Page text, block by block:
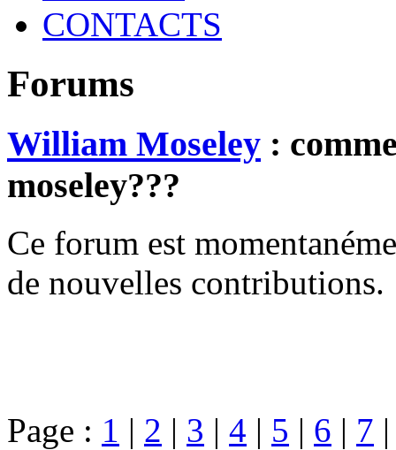
CONTACTS
Forums
William Moseley :
moseley???
Ce forum est
de nouvelles contributions.
Page : 1 | 2 | 3 | 4 | 5 | 6 | 7